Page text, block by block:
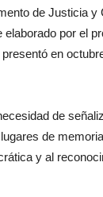
de Justicia y
por el
en
de
de
y al